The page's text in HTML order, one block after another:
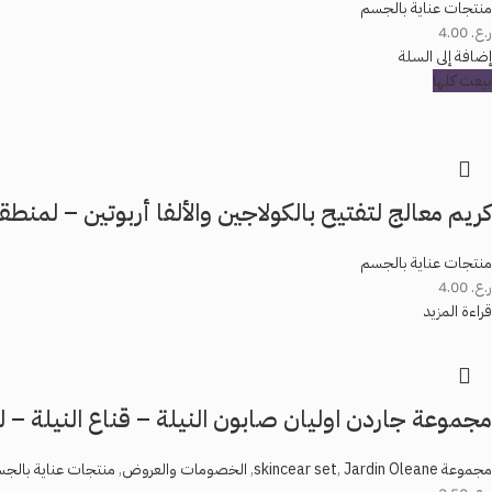
منتجات عناية بالجسم
ر.ع.
إضافة إلى السلة
بيعت كلها
كريم معالج لتفتيح بالكولاجين والألفا أربوتين –
منتجات عناية بالجسم
ر.ع.
قراءة المزيد
مجموعة جاردن اوليان صابون النيلة – قناع النيلة –
مجموعة skincear set ,Jardin Oleane
, الخصومات والعروض, منتجات عناية